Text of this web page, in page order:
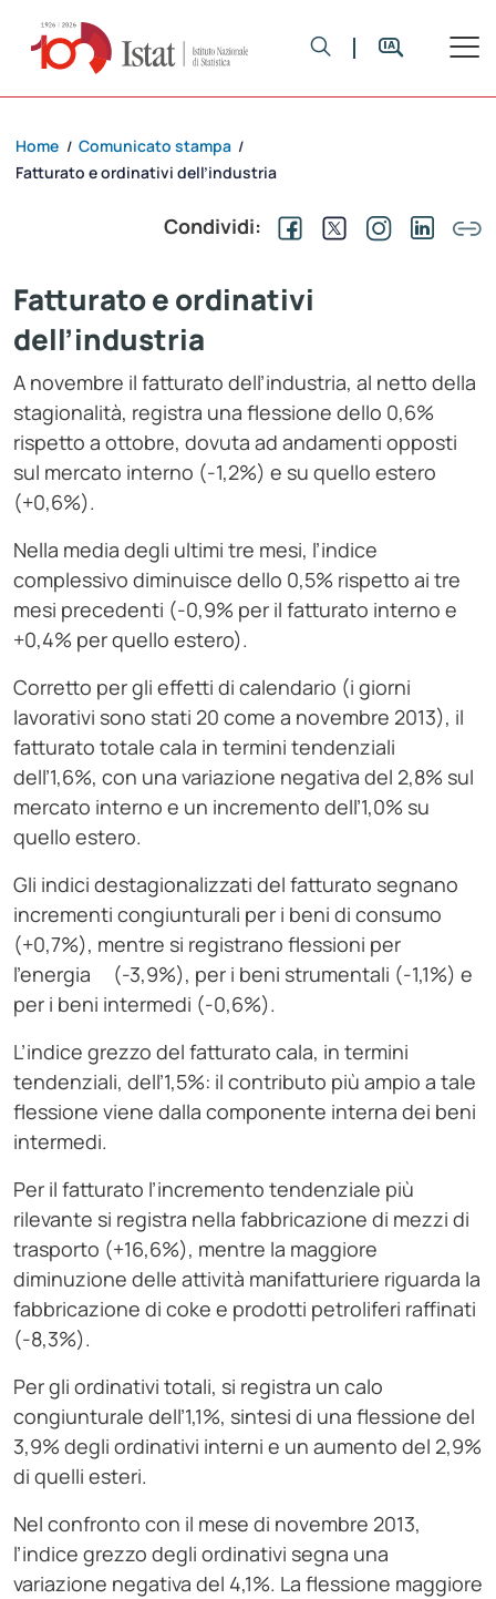
Home / Comunicato stampa /
Fatturato e ordinativi dell’industria
Condividi:
Fatturato e ordinativi
dell’industria
A novembre il fatturato dell’industria, al netto della
stagionalità, registra una flessione dello 0,6%
rispetto a ottobre, dovuta ad andamenti opposti
sul mercato interno (-1,2%) e su quello estero
(+0,6%).
Nella media degli ultimi tre mesi, l’indice
complessivo diminuisce dello 0,5% rispetto ai tre
mesi precedenti (-0,9% per il fatturato interno e
+0,4% per quello estero).
Corretto per gli effetti di calendario (i giorni
lavorativi sono stati 20 come a novembre 2013), il
fatturato totale cala in termini tendenziali
dell’1,6%, con una variazione negativa del 2,8% sul
mercato interno e un incremento dell’1,0% su
quello estero.
Gli indici destagionalizzati del fatturato segnano
incrementi congiunturali per i beni di consumo
(+0,7%), mentre si registrano flessioni per
l’energia (-3,9%), per i beni strumentali (-1,1%) e
per i beni intermedi (-0,6%).
L’indice grezzo del fatturato cala, in termini
tendenziali, dell’1,5%: il contributo più ampio a tale
flessione viene dalla componente interna dei beni
intermedi.
Per il fatturato l’incremento tendenziale più
rilevante si registra nella fabbricazione di mezzi di
trasporto (+16,6%), mentre la maggiore
diminuzione delle attività manifatturiere riguarda la
fabbricazione di coke e prodotti petroliferi raffinati
(-8,3%).
Per gli ordinativi totali, si registra un calo
congiunturale dell’1,1%, sintesi di una flessione del
3,9% degli ordinativi interni e un aumento del 2,9%
di quelli esteri.
Nel confronto con il mese di novembre 2013,
l’indice grezzo degli ordinativi segna una
variazione negativa del 4,1%. La flessione maggiore